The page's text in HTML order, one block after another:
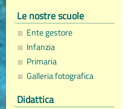
Le nostre scuole
Ente gestore
Infanzia
Primaria
Galleria fotografica
Didattica